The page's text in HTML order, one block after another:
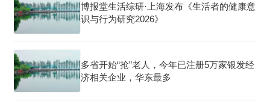
博报堂生活综研·上海发布《生活者的健康意
识与行为研究2026》
多省开始“抢”老人，今年已注册5万家银发经
济相关企业，华东最多